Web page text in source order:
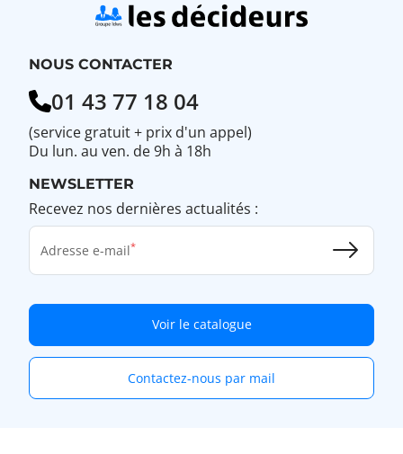
imprimante
réseau
NOUS CONTACTER
01 43 77 18 04
(service gratuit + prix d'un appel)
Du lun. au ven. de 9h à 18h
NEWSLETTER
Recevez nos dernières actualités :
Adresse e-mail
Voir le catalogue
Contactez-nous par mail